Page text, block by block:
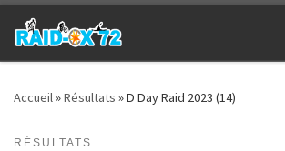
Passer au contenu
Accueil»Résultats »D Day Raid 2023 (14)
RÉSULTATS